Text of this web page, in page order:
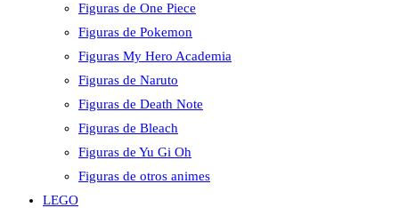
Figuras de One Piece
Figuras de Pokemon
Figuras My Hero Academia
Figuras de Naruto
Figuras de Death Note
Figuras de Bleach
Figuras de Yu Gi Oh
Figuras de otros animes
LEGO